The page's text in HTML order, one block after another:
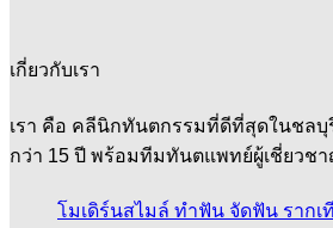
เกี่ยวกับเรา
เรา คือ คลีนิกทันตกรรมที่ดีที่สุดในชลบุ
กว่า 15 ปี พร้อมทีมทันตแพทย์ผู้เชี่ยวช
โมเดิร์นสไมล์ ทำฟัน จัดฟัน รากเ